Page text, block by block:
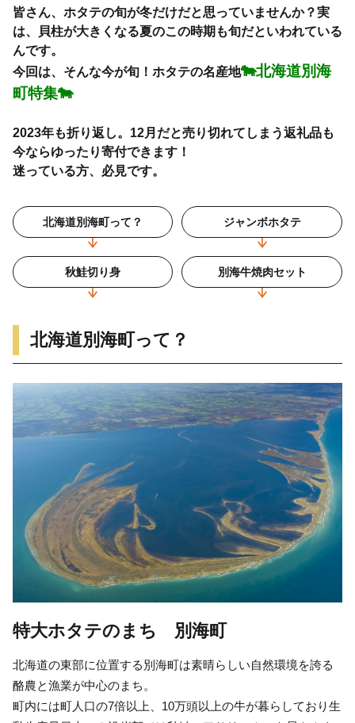
皆さん、ホタテの旬が冬だけだと思っていませんか？実
は、貝柱が大きくなる夏のこの時期も旬だといわれている
んです。
今回は、そんな今が旬！ホタテの名産地🐄北海道別海
町特集🐄
2023年も折り返し。12月だと売り切れてしまう返礼品も
今ならゆったり寄付できます！
迷っている方、必見です。
北海道別海町って？ ジャンボホタテ
秋鮭切り身 別海牛焼肉セット
北海道別海町って？
特大ホタテのまち 別海町
北海道の東部に位置する別海町は素晴らしい自然環境を誇る
酪農と漁業が中心のまち。
町内には町人口の7倍以上、10万頭以上の牛が暮らしており生